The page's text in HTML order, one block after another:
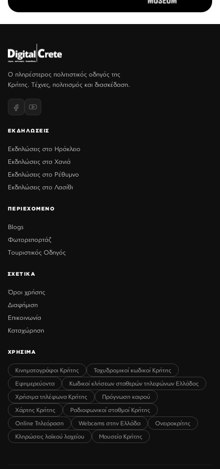
Ο πληρέστερος πολιτιστικός οδηγός της
Κρήτης. Τέχνες, πολιτισμός και διασκέδαση.
ΕΚΔΗΛΩΣΕΙΣ
Εκδηλώσεις στο Ηράκλειο
Εκδηλώσεις στα Χανιά
Εκδηλώσεις στο Ρέθυμνο
Εκδηλώσεις στο Λασίθι
ΠΕΡΙΕΧΟΜΕΝΟ
Blogs
Φωτορεπορτάζ
Τουριστικός Οδηγός
ΣΧΕΤΙΚΑ
Όροι χρήσης
Διαφήμιση
Επικοινωνία
Καταχώρηση
ΧΡΗΣΙΜΑ
Κινηματογράφοι Κρήτης
Ταχυδρομικοί κωδικοί Κρήτης
Εφημερεύοντα
Κωδικοί κλήσεων σταθερών τηλεφώνων Ελλάδος
Χρήσιμα τηλέφωνα Κρήτης
Πρόγνωση καιρού
Χάρτης Κρήτης
Ραδιοφωνικοί σταθμοί Κρήτης
Online Τηλεόραση
Webcams στην Ελλάδα
Ονειροκρίτης
Κληρώσεις λαϊκού λαχείου
Μουσεία Κρήτης